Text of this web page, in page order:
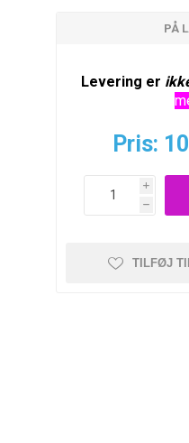
PÅ
Levering er
Pris:
i
h
TILFØJ